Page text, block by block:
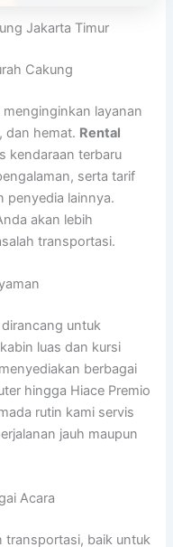
Jakarta Timur
Cakung
layanan
dan hemat. Rental
kendaraan terbaru
serta tarif
penyedia lainnya.
akan lebih
transportasi.
untuk
luas dan kursi
menyediakan berbagai
hingga Hiace Premio
rutin kami servis
jauh maupun
Acara
transportasi, baik untuk